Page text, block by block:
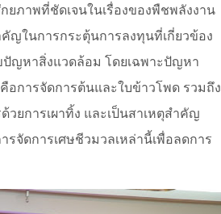
ยภาพที่ชัดเจนในเรื่องของพืชพลังงาน
ญในการกระตุ้นการลงทุนที่เกี่ยวข้อง
ปัญหาสิ่งแวดล้อม โดยเฉพาะปัญหา
การจัดการต้นและใบข้าวโพด รวมถึง
วยการเผาทิ้ง และเป็นสาเหตุสำคัญ
จัดการเศษชีวมวลเหล่านี้เพื่อลดการ